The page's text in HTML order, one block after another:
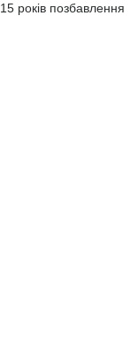
років позбавлення